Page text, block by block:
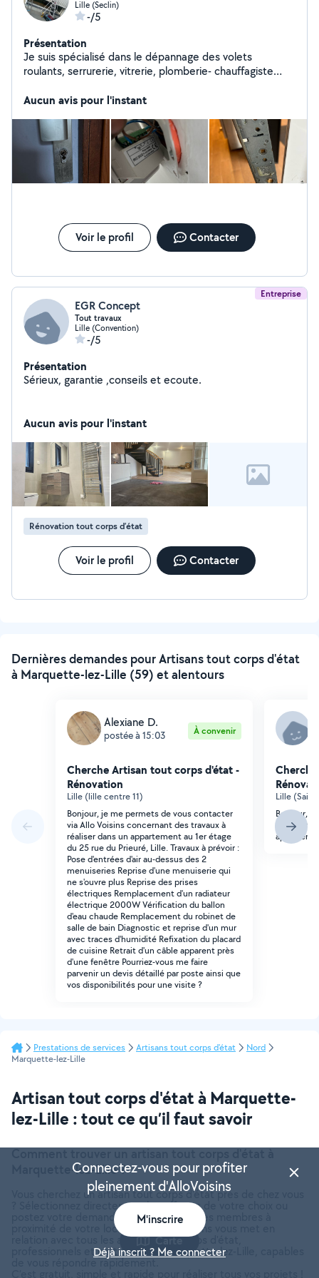
Lille (Seclin)
-/5
Présentation
Je suis spécialisé dans le dépannage des volets
roulants, serrurerie, vitrerie, plomberie- chauffagiste
Aucun avis pour l'instant
Voir le profil Contacter
Entreprise
EGR Concept
Tout travaux
Lille (Convention)
-/5
Présentation
Sérieux, garantie ,conseils et ecoute.
Aucun avis pour l'instant
Rénovation tout corps d’état
Voir le profil Contacter
Dernières demandes pour Artisans tout corps d'état
à Marquette-lez-Lille (59) et alentours
Alexiane D.
postée à 15:03 À convenir
Cherche Artisan tout corps d'état -
Rénovation
Lille (lille centre 11)
Bonjour, je me permets de vous contacter
via Allo Voisins concernant des travaux à
réaliser dans un appartement au 1er étage
du 25 rue du Prieuré, Lille. Travaux à prévoir :
Pose d'entrées d'air au-dessus des 2
menuiseries Reprise d'une menuiserie qui
ne s'ouvre plus Reprise des prises
électriques Remplacement d'un radiateur
électrique 2000W Vérification du ballon
d'eau chaude Remplacement du robinet de
salle de bain Diagnostic et reprise d'un mur
avec traces d'humidité Refixation du placard
de cuisine Retrait d'un câble apparent près
d'une fenêtre Pourriez-vous me faire
parvenir un devis détaillé par poste ainsi que
vos disponibilités pour une visite ?
Lille
Bonjour,
petits
Prestations de services Artisans tout corps d'état
Nord
Marquette-lez-Lille
Artisan tout corps d'état à Marquette-
lez-Lille : tout ce qu’il faut savoir
Marquette-lez-Lille ?
Vous cherchez un artisan tout corps d'état près de chez vous
? Sélectionnez directement les offreurs de votre choix ou
postez votre demande auprès de tous les membres à
proximité de votre localisation. AlloVoisins vous met en
relation avec tous les artisans tout corps d'état,
professionnels et particuliers, à Marquette-lez-Lille, capables
de vous répondre rapidement.
Carte
Connectez-vous pour profiter
pleinement d'AlloVoisins
M'inscrire
Déjà inscrit ? Me connecter